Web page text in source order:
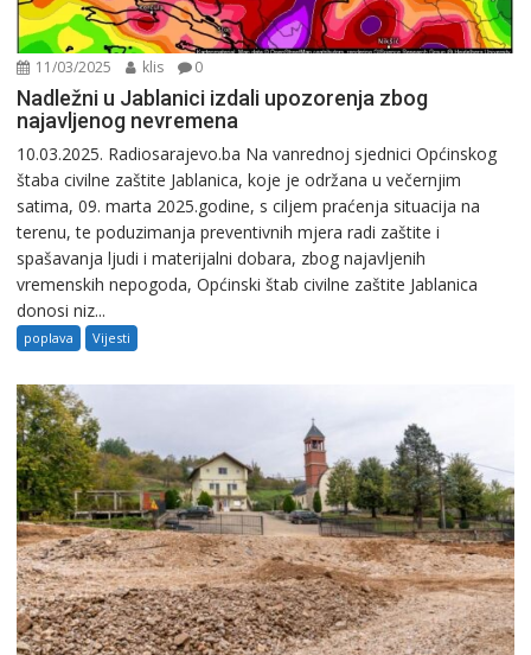
11/03/2025 klis 0
Nadležni u Jablanici izdali upozorenja zbog
najavljenog nevremena
10.03.2025. Radiosarajevo.ba Na vanrednoj sjednici Općinskog
štaba civilne zaštite Jablanica, koje je održana u večernjim
satima, 09. marta 2025.godine, s ciljem praćenja situacija na
terenu, te poduzimanja preventivnih mjera radi zaštite i
spašavanja ljudi i materijalni dobara, zbog najavljenih
vremenskih nepogoda, Općinski štab civilne zaštite Jablanica
donosi niz...
poplava Vijesti